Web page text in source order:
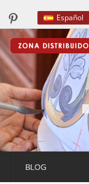
Español
BLOG